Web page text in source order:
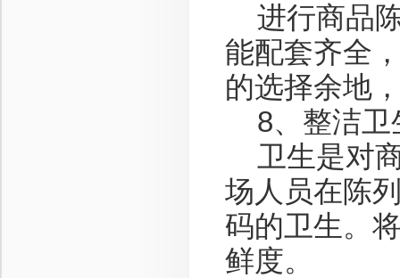
进行商品
能配套齐全
的选择余地
8、整洁卫
卫生是对
场人员在陈
码的卫生。
鲜度。